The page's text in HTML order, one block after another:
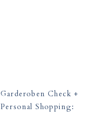
Garderoben Check +
Personal Shopping: